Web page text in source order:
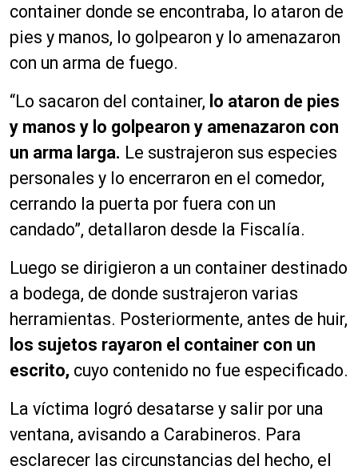
container donde se encontraba, lo ataron de
pies y manos, lo golpearon y lo amenazaron
con un arma de fuego.
“Lo sacaron del container, lo ataron de pies
y manos y lo golpearon y amenazaron con
un arma larga. Le sustrajeron sus especies
personales y lo encerraron en el comedor,
cerrando la puerta por fuera con un
candado”, detallaron desde la Fiscalía.
Luego se dirigieron a un container destinado
a bodega, de donde sustrajeron varias
herramientas. Posteriormente, antes de huir,
los sujetos rayaron el container con un
escrito, cuyo contenido no fue especificado.
La víctima logró desatarse y salir por una
ventana, avisando a Carabineros. Para
esclarecer las circunstancias del hecho, el